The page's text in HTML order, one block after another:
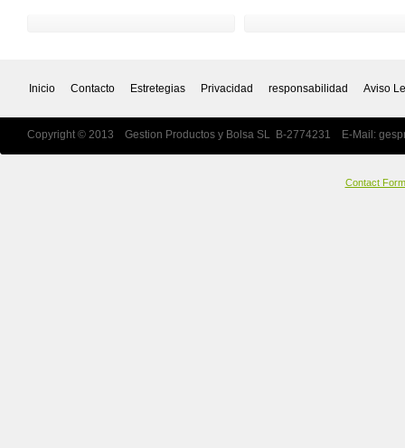
Inicio Contacto Estretegias Privacidad responsabilidad Aviso
Copyright © 2013 Gestion Productos y Bolsa SL B-2774231 E-Mail:
Contact Form